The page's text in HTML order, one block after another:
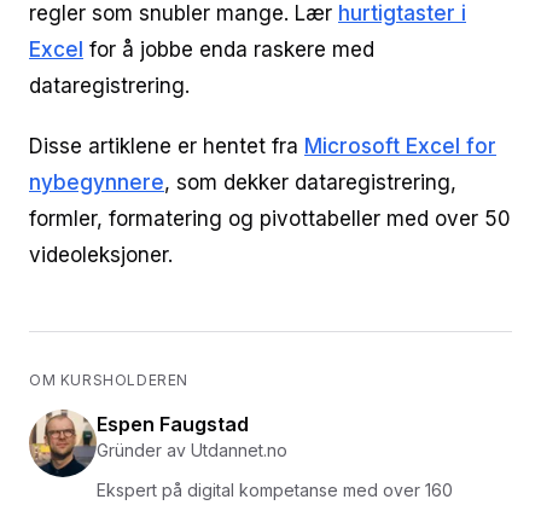
regler som snubler mange. Lær hurtigtaster i
Excel for å jobbe enda raskere med
dataregistrering.
Disse artiklene er hentet fra Microsoft Excel for
nybegynnere, som dekker dataregistrering,
formler, formatering og pivottabeller med over 50
videoleksjoner.
OM KURSHOLDEREN
Espen Faugstad
Gründer av Utdannet.no
Ekspert på digital kompetanse med over 160